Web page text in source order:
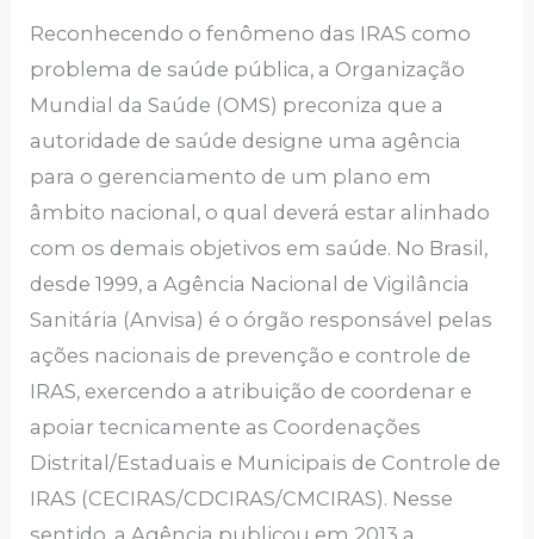
Reconhecendo o fenômeno das IRAS como
problema de saúde pública, a Organização
Mundial da Saúde (OMS) preconiza que a
autoridade de saúde designe uma agência
para o gerenciamento de um plano em
âmbito nacional, o qual deverá estar alinhado
com os demais objetivos em saúde. No Brasil,
desde 1999, a Agência Nacional de Vigilância
Sanitária (Anvisa) é o órgão responsável pelas
ações nacionais de prevenção e controle de
IRAS, exercendo a atribuição de coordenar e
apoiar tecnicamente as Coordenações
Distrital/Estaduais e Municipais de Controle de
IRAS (CECIRAS/CDCIRAS/CMCIRAS). Nesse
sentido, a Agência publicou em 2013 a